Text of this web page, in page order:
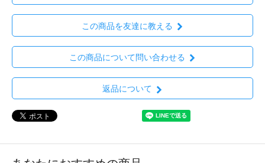
この商品を友達に教える
この商品について問い合わせる
返品について